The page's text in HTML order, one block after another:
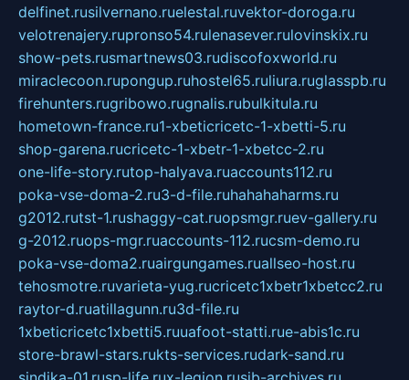
delfinet.rusilvernano.ruelestal.ruvektor-doroga.ru
velotrenajery.rupronso54.rulenasever.rulovinskix.ru
show-pets.rusmartnews03.rudiscofoxworld.ru
miraclecoon.rupongup.ruhostel65.ruliura.ruglasspb.ru
firehunters.rugribowo.rugnalis.rubulkitula.ru
hometown-france.ru1-xbeticricetc-1-xbetti-5.ru
shop-garena.rucricetc-1-xbetr-1-xbetcc-2.ru
one-life-story.rutop-halyava.ruaccounts112.ru
poka-vse-doma-2.ru3-d-file.ruhahahaharms.ru
g2012.rutst-1.rushaggy-cat.ruopsmgr.ruev-gallery.ru
g-2012.ruops-mgr.ruaccounts-112.rucsm-demo.ru
poka-vse-doma2.ruairgungames.ruallseo-host.ru
tehosmotre.ruvarieta-yug.rucricetc1xbetr1xbetcc2.ru
raytor-d.ruatillagunn.ru3d-file.ru
1xbeticricetc1xbetti5.ruuafoot-statti.rue-abis1c.ru
store-brawl-stars.rukts-services.rudark-sand.ru